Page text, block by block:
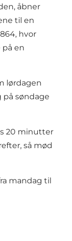
åbner
til en
hvor
en
lørdagen
på søndage
20 minutter
så mød
mandag til